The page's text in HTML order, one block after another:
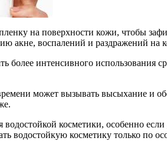
на поверхности кожи, чтобы
акне, воспалений и раздражений на
интенсивного использования
может вызывать высыхание
косметики, особенно
водостойкую косметику только по